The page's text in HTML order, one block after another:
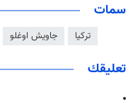
سمات
تركيا جاويش اوغلو
تعليقك